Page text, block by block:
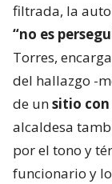
filtrada, la
“no es
Torres,
del hallazgo -
de unsitio
alcaldesa
por el tono y
funcionario y